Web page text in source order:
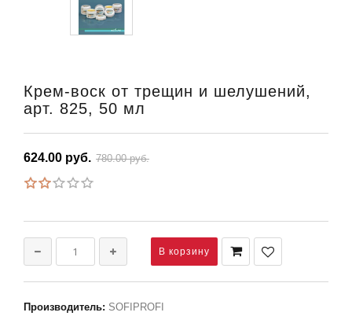
Крем-воск от трещин и шелушений,
арт. 825, 50 мл
624.00 руб. 780.00 руб.
Производитель: SOFIPROFI